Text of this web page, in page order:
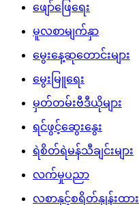
ဖျော်ဖြေရေး
မူလစာမျက်နှာ
မွေးနေ့ဆုတောင်းများ
မွေးမြူရေး
မှတ်တမ်းဗီဒီယိုများ
ရင်ဖွင့်ဆွေးနွေး
ရဲစိတ်ရဲမန်သီချင်းများ
လက်မှုပညာ
လစာနှင့်စရိတ်နှုန်းထား